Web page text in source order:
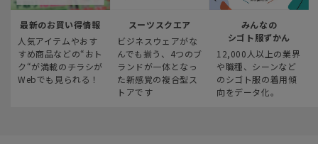
最新のお買い得情報
人気アイテムやおす
すめ商品などの“おト
ク“が満載のチラシが
Webでも見られる！
スーツスクエア
ビジネスウェアがな
んでも揃う、4つのブ
ランドが一体となっ
た新感覚の複合型ス
トアです
みんなの
シゴト服ずかん
12,000人以上の業界
や職種、シーンなど
のシゴト服の着用傾
向をデータ化。